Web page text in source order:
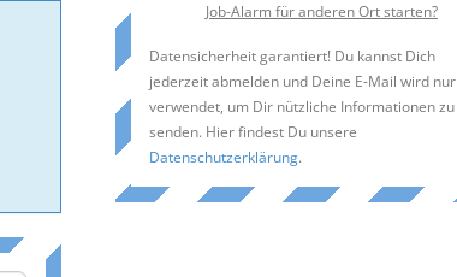
Job-Alarm für anderen Ort starten?
Datensicherheit garantiert! Du kannst Dich
jederzeit abmelden und Deine E-Mail wird nur
verwendet, um Dir nützliche Informationen zu
senden. Hier findest Du unsere
Datenschutzerklärung.